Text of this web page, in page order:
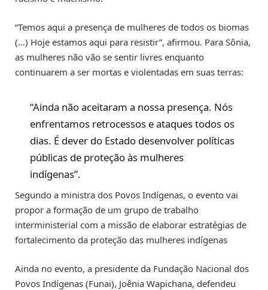
“Temos aqui a presença de mulheres de todos os biomas
(…) Hoje estamos aqui para resistir”, afirmou. Para Sônia,
as mulheres não vão se sentir livres enquanto
continuarem a ser mortas e violentadas em suas terras:
“Ainda não aceitaram a nossa presença. Nós
enfrentamos retrocessos e ataques todos os
dias. É dever do Estado desenvolver políticas
públicas de proteção às mulheres
indígenas”.
Segundo a ministra dos Povos Indígenas, o evento vai
propor a formação de um grupo de trabalho
interministerial com a missão de elaborar estratégias de
fortalecimento da proteção das mulheres indígenas
Ainda no evento, a presidente da Fundação Nacional dos
Povos Indígenas (Funai), Joênia Wapichana, defendeu